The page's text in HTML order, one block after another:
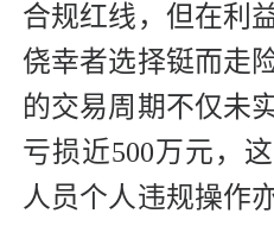
合规红线，但在利
侥幸者选择铤而走
的交易周期不仅未
亏损近500万元，
人员个人违规操作